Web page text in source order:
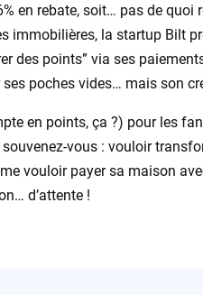
en rebate, soit… pas de quoi
la startup Bilt
des points” via ses
poches vides… mais son
en points, ça ?) pour les
vous : vouloir
vouloir payer sa maison
d’attente !